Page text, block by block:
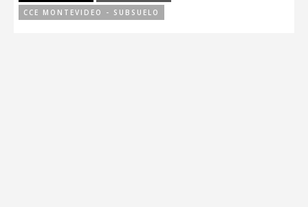
CCE MONTEVIDEO - SUBSUELO